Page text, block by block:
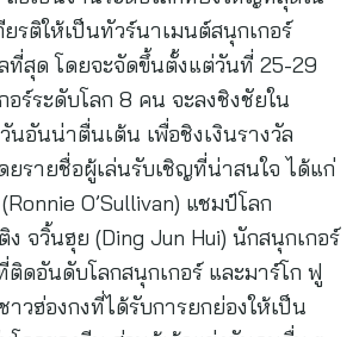
ยรติให้เป็นทัวร์นาเมนต์สนุกเกอร์
สุด โดยจะจัดขึ้นตั้งแต่วันที่ 25-29
ร์ระดับโลก 8 คน จะลงชิงชัยใน
นอันน่าตื่นเต้น เพื่อชิงเงินรางวัล
ยรายชื่อผู้เล่นรับเชิญที่น่าสนใจ ได้แก่
O’Sullivan) แชมป์โลก
ง จวิ้นฮุย (Ding Jun Hui) นักสนุกเกอร์
ติดอันดับโลกสนุกเกอร์ และมาร์โก ฟู
าวฮ่องกงที่ได้รับการยกย่องให้เป็น